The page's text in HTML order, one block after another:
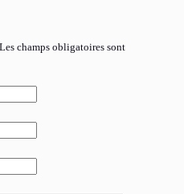
Les champs obligatoires sont